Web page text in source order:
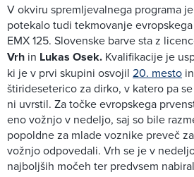
V okviru spremljevalnega programa
potekalo tudi tekmovanje
EMX 125. Slovenske barve sta z
Vrh in Lukas Osek. Kvalifikacije je
ki je v prvi skupini osvojil 20. mesto
štirideseterico za dirko, v katero pa
ni uvrstil. Za točke evropskega
eno vožnjo v nedeljo, saj so bile
popoldne za mlade voznike preveč
vožnjo odpovedali. Vrh se je v
najboljših močeh ter predvsem